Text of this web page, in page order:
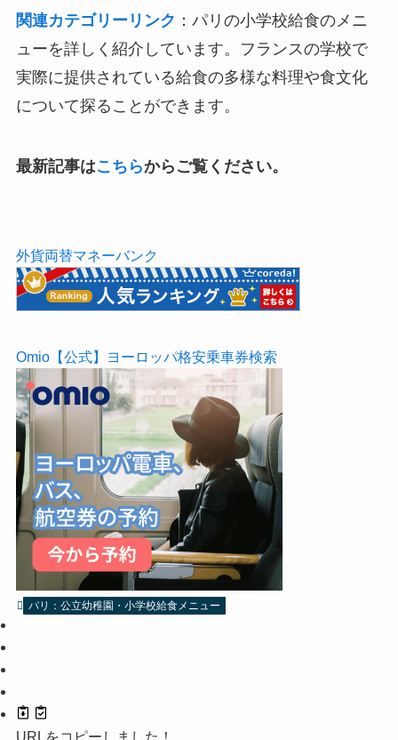
関連カテゴリーリンク ：パリの小学校給食のメニ
ューを詳しく紹介しています。フランスの学校で
実際に提供されている給食の多様な料理や食文化
について探ることができます。
最新記事はこちらからご覧ください。
外貨両替マネーバンク
Omio【公式】ヨーロッパ格安乗車券検索
パリ：公立幼稚園・小学校給食メニュー
URLをコピーしました！